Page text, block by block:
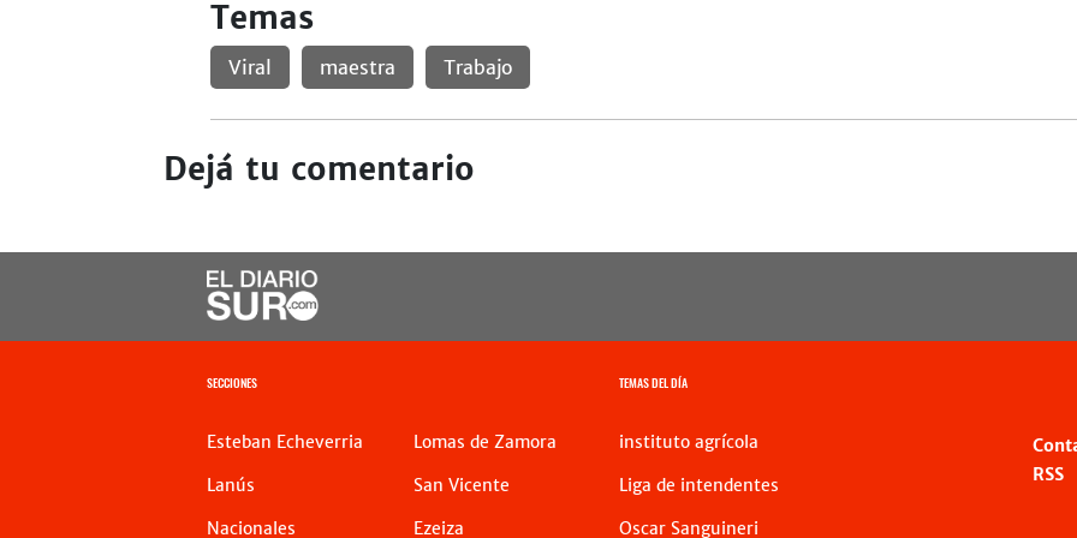
Temas
Viral maestra Trabajo
Dejá tu comentario
SECCIONES
Esteban Echeverria
Lanús
Nacionales
Lomas de Zamora
San Vicente
Ezeiza
TEMAS DEL DÍA
instituto agrícola
Liga de intendentes
Oscar Sanguineri
RSS